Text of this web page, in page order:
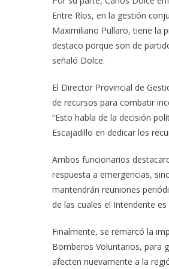
Entre Ríos, en la gestión
Maximiliano Pullaro, tiene la
destaco porque son de
señaló Dolce.
El Director Provincial de
de recursos para combatir
“Esto habla de la decisión
Escajadillo en dedicar los
Ambos funcionarios
respuesta a emergencias,
mantendrán reuniones
de las cuales el Intendente
Finalmente, se remarcó la
Bomberos Voluntarios, para
afecten nuevamente a la